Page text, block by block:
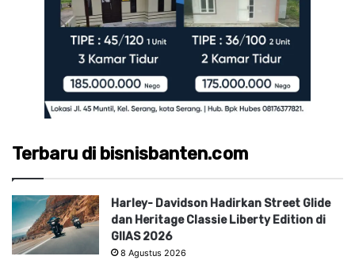
Terbaru di bisnisbanten.com
Harley- Davidson Hadirkan Street Glide
dan Heritage Classie Liberty Edition di
GIIAS 2026
8 Agustus 2026